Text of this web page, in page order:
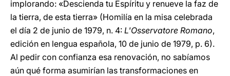
implorando: «Descienda tu Espíritu y renueve la faz de
la tierra, de esta tierra» (Homilía en la misa celebrada
el día 2 de junio de 1979, n. 4: L'Osservatore Romano,
edición en lengua española, 10 de junio de 1979, p. 6).
Al pedir con confianza esa renovación, no sabíamos
aún qué forma asumirían las transformaciones en